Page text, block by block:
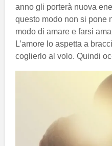
anno gli porterà nuova
questo modo non si pone
modo di amare e farsi
L’amore lo aspetta a
coglierlo al volo. Quindi